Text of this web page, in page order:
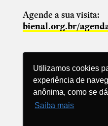
Utilizamos cookies
experiência de
anônima, como se
Saiba mais
Agende a sua visita:
bienal.org.br/
Compartilhe